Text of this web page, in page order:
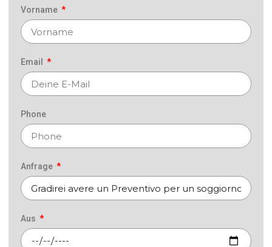
Vorname
Email
Phone
Anfrage
Aus